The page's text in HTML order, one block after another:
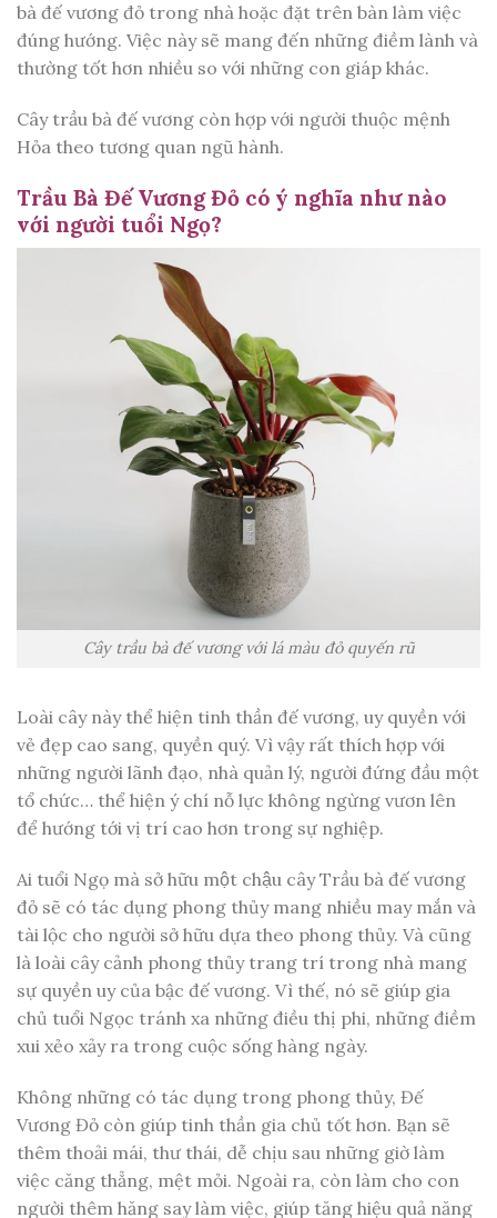
bà đế vương đỏ trong nhà hoặc đặt trên bàn làm việc
đúng hướng. Việc này sẽ mang đến những điềm lành và
thường tốt hơn nhiều so với những con giáp khác.
Cây trầu bà đế vương còn hợp với người thuộc mệnh
Hỏa theo tương quan ngũ hành.
Trầu Bà Đế Vương Đỏ có ý nghĩa như nào
với người tuổi Ngọ?
Cây trầu bà đế vương với lá màu đỏ quyến rũ
Loài cây này thể hiện tinh thần đế vương, uy quyền với
vẻ đẹp cao sang, quyền quý. Vì vậy rất thích hợp với
những người lãnh đạo, nhà quản lý, người đứng đầu một
tổ chức… thể hiện ý chí nỗ lực không ngừng vươn lên
để hướng tới vị trí cao hơn trong sự nghiệp.
Ai tuổi Ngọ mà sở hữu một chậu cây Trầu bà đế vương
đỏ sẽ có tác dụng phong thủy mang nhiều may mắn và
tài lộc cho người sở hữu dựa theo phong thủy. Và cũng
là loài cây cảnh phong thủy trang trí trong nhà mang
sự quyền uy của bậc đế vương. Vì thế, nó sẽ giúp gia
chủ tuổi Ngọc tránh xa những điều thị phi, những điềm
xui xẻo xảy ra trong cuộc sống hàng ngày.
Không những có tác dụng trong phong thủy, Đế
Vương Đỏ còn giúp tinh thần gia chủ tốt hơn. Bạn sẽ
thêm thoải mái, thư thái, dễ chịu sau những giờ làm
việc căng thẳng, mệt mỏi. Ngoài ra, còn làm cho con
người thêm hăng say làm việc, giúp tăng hiệu quả năng